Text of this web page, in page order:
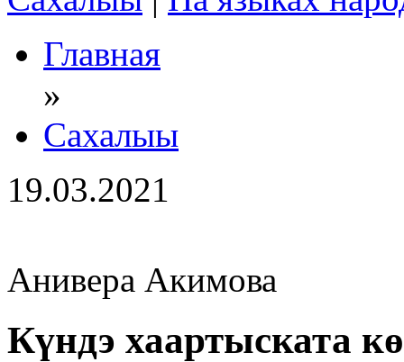
Главная
»
Сахалыы
19.03.2021
Анивера Акимова
Күндэ хаартыската